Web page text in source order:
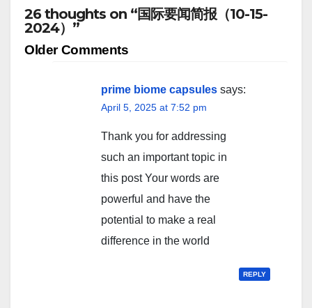
26 thoughts on “国际要闻简报（10-15-
2024）”
Comment
Older Comments
prime biome capsules says:
April 5, 2025 at 7:52 pm
Thank you for addressing
such an important topic in
this post Your words are
powerful and have the
potential to make a real
difference in the world
REPLY